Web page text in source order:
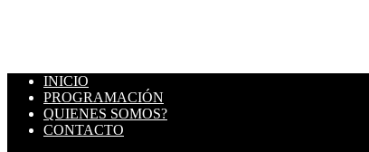
INICIO
PROGRAMACIÓN
QUIENES SOMOS?
CONTACTO